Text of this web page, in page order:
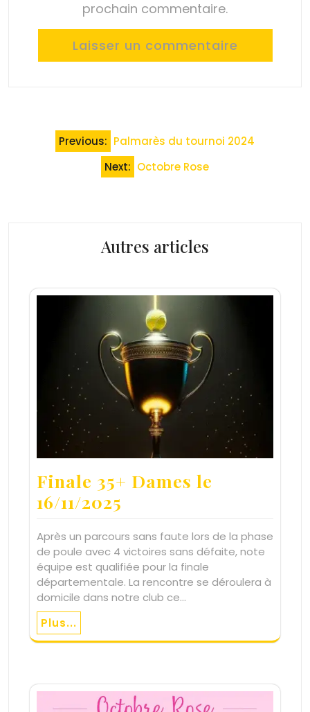
prochain commentaire.
Navigation
Previous: Palmarès du tournoi 2024
Next: Octobre Rose
Autres articles
Finale 35+ Dames le
16/11/2025
Après un parcours sans faute lors de la phase
de poule avec 4 victoires sans défaite, note
équipe est qualifiée pour la finale
départementale. La rencontre se déroulera à
domicile dans notre club ce…
Plus...